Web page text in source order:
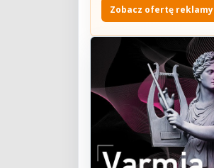
Zobacz ofertę reklamy